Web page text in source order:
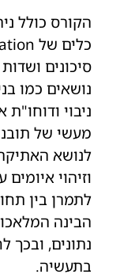
סיכונים
ניבוי
לנושא
וזיהוי
לתמרן בין
הבינה
נתונים,
בתעשיה.